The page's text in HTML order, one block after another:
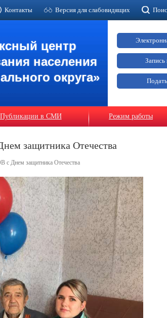
Контакты Версия для слабовидящих
центр
населения
округа»
Запись
Публикации в СМИ Режим работы
защитника Отечества
с Днем защитника Отечества